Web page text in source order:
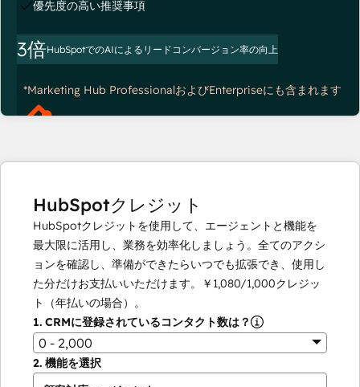
優先度の高い推奨事項
3倍HubSpotでのAIによるリードコンバージョン率の向上
*Marketing Hub ProfessionalおよびEnterpriseにも含まれます
HubSpotクレジット
HubSpotクレジットを使用して、エージェントと機能を
最大限に活用し、業務を効率化しましょう。全てのアクシ
ョンを確認し、準備ができたらいつでも拡張でき、使用し
た分だけお支払いいただけます。
￥1,080/1,000クレジッ
ト（年払いの場合）。
1. CRMに登録されているコンタクト数は？
0 - 2,000
2. 機能を選択